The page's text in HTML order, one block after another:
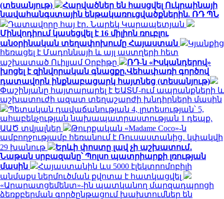
(տեսանյութ)
Հարվածներ են հասցվել Ուկրաինայի
նավահանգստային ենթակառուցվածքներին. ՌԴ ՊՆ
Դատավորը հայ էր․ Նարեկ Կարապետյան
Մինվոդիում կասեցվել է 16 միլիոն ռուբլու
անօրինական տեղափոխումը Հայաստան
Կյանքից
հեռացել է Մադոննայի և այլ աստղերի հետ
աշխատած Ուիլյամ Օրբիթը
ՌԴ-ն «Իսկանդերով»
խոցել է զինվորական գնացքը.Վեհափառի գործով
դատավորն ինքնաբացարկ հայտնեց (տեսանյութ)
Փաշինյանը հայտարարել է ԵԱՏՄ-ում ապրանքների և
աշխատուժի ազատ տեղաշարժի խնդիրների մասին
Պետական դավաճանության 4, լրտեսության՝ 5,
ահաբեկչության նախապատրաստության 1 դեպք.
ԱԱԾ տվյալներ
Թուրքական «Madame Coco»-ն
ամբողջությամբ հեռանում է Ռուսաստանից․ կփակվի
29 խանութ
Երևի փոստը լավ չի աշխատում․
Նաթան սրբազանը՝ Պոլսո պատրիարքի լռության
մասին
Հայաստանին ևս 5000 էլեկտրոմոբիլի
անմաքս ներմուծման քվոտա է հատկացվել
«Արարատցեմենտ»-ին պատկանող մարզադպրոցի
ձեռքբերման գործընթացում խախտումներ են